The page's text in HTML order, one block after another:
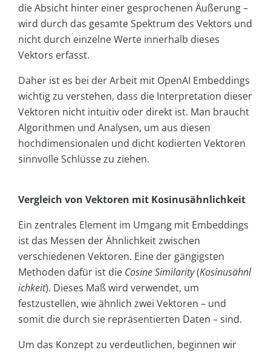
die Absicht hinter einer gesprochenen Äußerung –
wird durch das gesamte Spektrum des Vektors und
nicht durch einzelne Werte innerhalb dieses
Vektors erfasst.
Daher ist es bei der Arbeit mit OpenAI Embeddings
wichtig zu verstehen, dass die Interpretation dieser
Vektoren nicht intuitiv oder direkt ist. Man braucht
Algorithmen und Analysen, um aus diesen
hochdimensionalen und dicht kodierten Vektoren
sinnvolle Schlüsse zu ziehen.
Vergleich von Vektoren mit Kosinusähnlichkeit
Ein zentrales Element im Umgang mit Embeddings
ist das Messen der Ähnlichkeit zwischen
verschiedenen Vektoren. Eine der gängigsten
Methoden dafür ist die Cosine Similarity(Kosinusähnl
ichkeit). Dieses Maß wird verwendet, um
festzustellen, wie ähnlich zwei Vektoren – und
somit die durch sie repräsentierten Daten – sind.
Um das Konzept zu verdeutlichen, beginnen wir